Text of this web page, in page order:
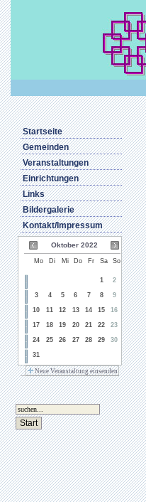
Startseite
Gemeinden
Veranstaltungen
Einrichtungen
Links
Bildergalerie
Kontakt/Impressum
Oktober 2022
Mo Di Mi Do Fr Sa So
1 2
3 4 5 6 7 8 9
10 11 12 13 14 15 16
17 18 19 20 21 22 23
24 25 26 27 28 29 30
31
Neue Veranstaltung einsenden